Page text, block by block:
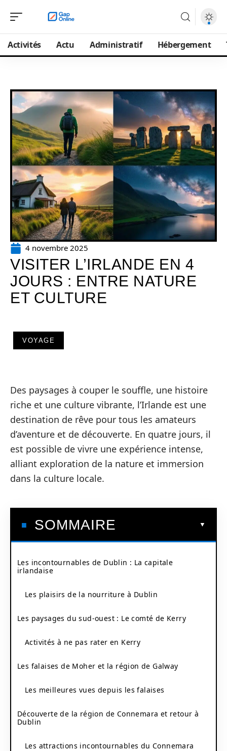
Activités Actu Administratif Hébergement
4 novembre 2025
VISITER L’IRLANDE EN 4
JOURS : ENTRE NATURE
ET CULTURE
VOYAGE
Des paysages à couper le souffle, une histoire
riche et une culture vibrante, l’Irlande est une
destination de rêve pour tous les amateurs
d’aventure et de découverte. En quatre jours, il
est possible de vivre une expérience intense,
alliant exploration de la nature et immersion
dans la culture locale.
SOMMAIRE
Les incontournables de Dublin : La capitale
irlandaise
Les plaisirs de la nourriture à Dublin
Les paysages du sud-ouest : Le comté de Kerry
Activités à ne pas rater en Kerry
Les falaises de Moher et la région de Galway
Les meilleures vues depuis les falaises
Découverte de la région de Connemara et retour à
Dublin
Les attractions incontournables du Connemara